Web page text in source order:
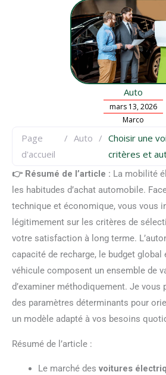
Auto
mars 13, 2026
Marco
Page
d'accueil
/ Auto / Choisir une
critères et
👉 Résumé de l’article : La mobilité
les habitudes d’achat automobile.
technique et économique, vous vous
légitimement sur les critères de
votre satisfaction à long terme.
capacité de recharge, le budget
véhicule composent un ensemble de
d’examiner méthodiquement. Je vous
des paramètres déterminants pour
un modèle adapté à vos besoins
Résumé de l’article :
Le marché des voitures